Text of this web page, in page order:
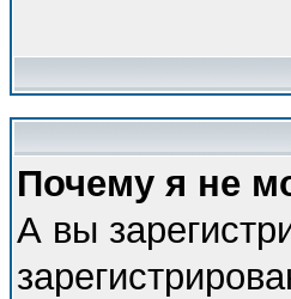
Почему я не
А вы